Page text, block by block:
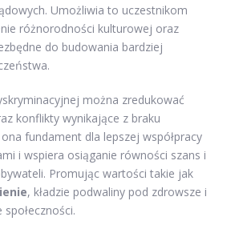
Umożliwia to uczestnikom
różnorodności kulturowej oraz
do budowania bardziej
można zredukować
konflikty wynikające z braku
fundament dla lepszej współpracy
i wspiera osiąganie równości szans i
Promując wartości takie jak
, kładzie podwaliny pod zdrowsze i